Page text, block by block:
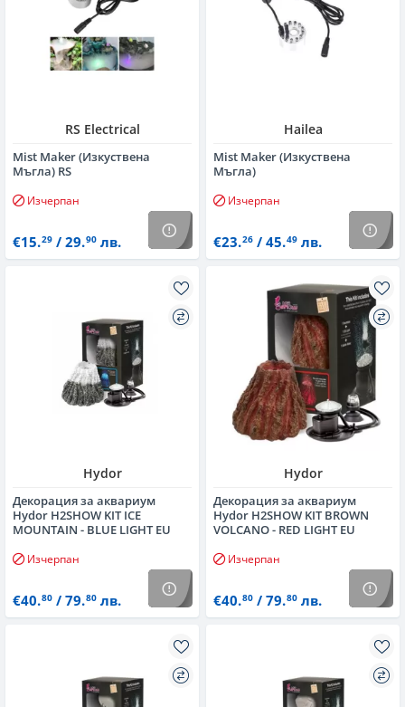
RS Electrical
Mist Maker (Изкуствена
Мъгла) RS
Изчерпан
€15.29/ 29.90лв.
Hailea
Mist Maker (Изкуствена
Мъгла)
Изчерпан
€23.26/ 45.49лв.
Hydor
Декорация за аквариум
Hydor H2SHOW KIT ICE
MOUNTAIN - BLUE LIGHT EU
Изчерпан
€40.80/ 79.80лв.
Hydor
Декорация за аквариум
Hydor H2SHOW KIT BROWN
VOLCANO - RED LIGHT EU
Изчерпан
€40.80/ 79.80лв.